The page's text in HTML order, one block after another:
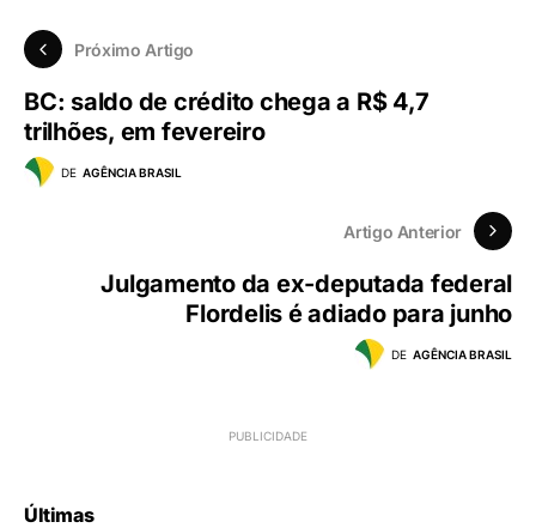
Próximo Artigo
BC: saldo de crédito chega a R$ 4,7
trilhões, em fevereiro
DE AGÊNCIA BRASIL
Artigo Anterior
Julgamento da ex-deputada federal
Flordelis é adiado para junho
DE AGÊNCIA BRASIL
Últimas